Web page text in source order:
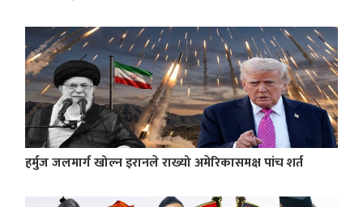
हर्मुज जलमार्ग खोल्न इरानले राख्यो अमेरिकासमक्ष पांच शर्त